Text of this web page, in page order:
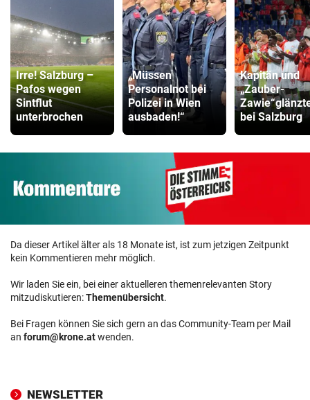
Irre! Salzburg –
Pafos wegen
Sintflut
unterbrochen
„Müssen
Personalnot bei
Polizei in Wien
ausbaden!“
Kapitän und
„Zauber-
bei Salzburg
Da dieser Artikel älter als 18 Monate ist, ist zum jetzigen Zeitpunkt
kein Kommentieren mehr möglich.
Wir laden Sie ein, bei einer aktuelleren themenrelevanten Story
mitzudiskutieren:Themenübersicht.
Bei Fragen können Sie sich gern an das Community-Team per Mail
an forum@krone.atwenden.
NEWSLETTER